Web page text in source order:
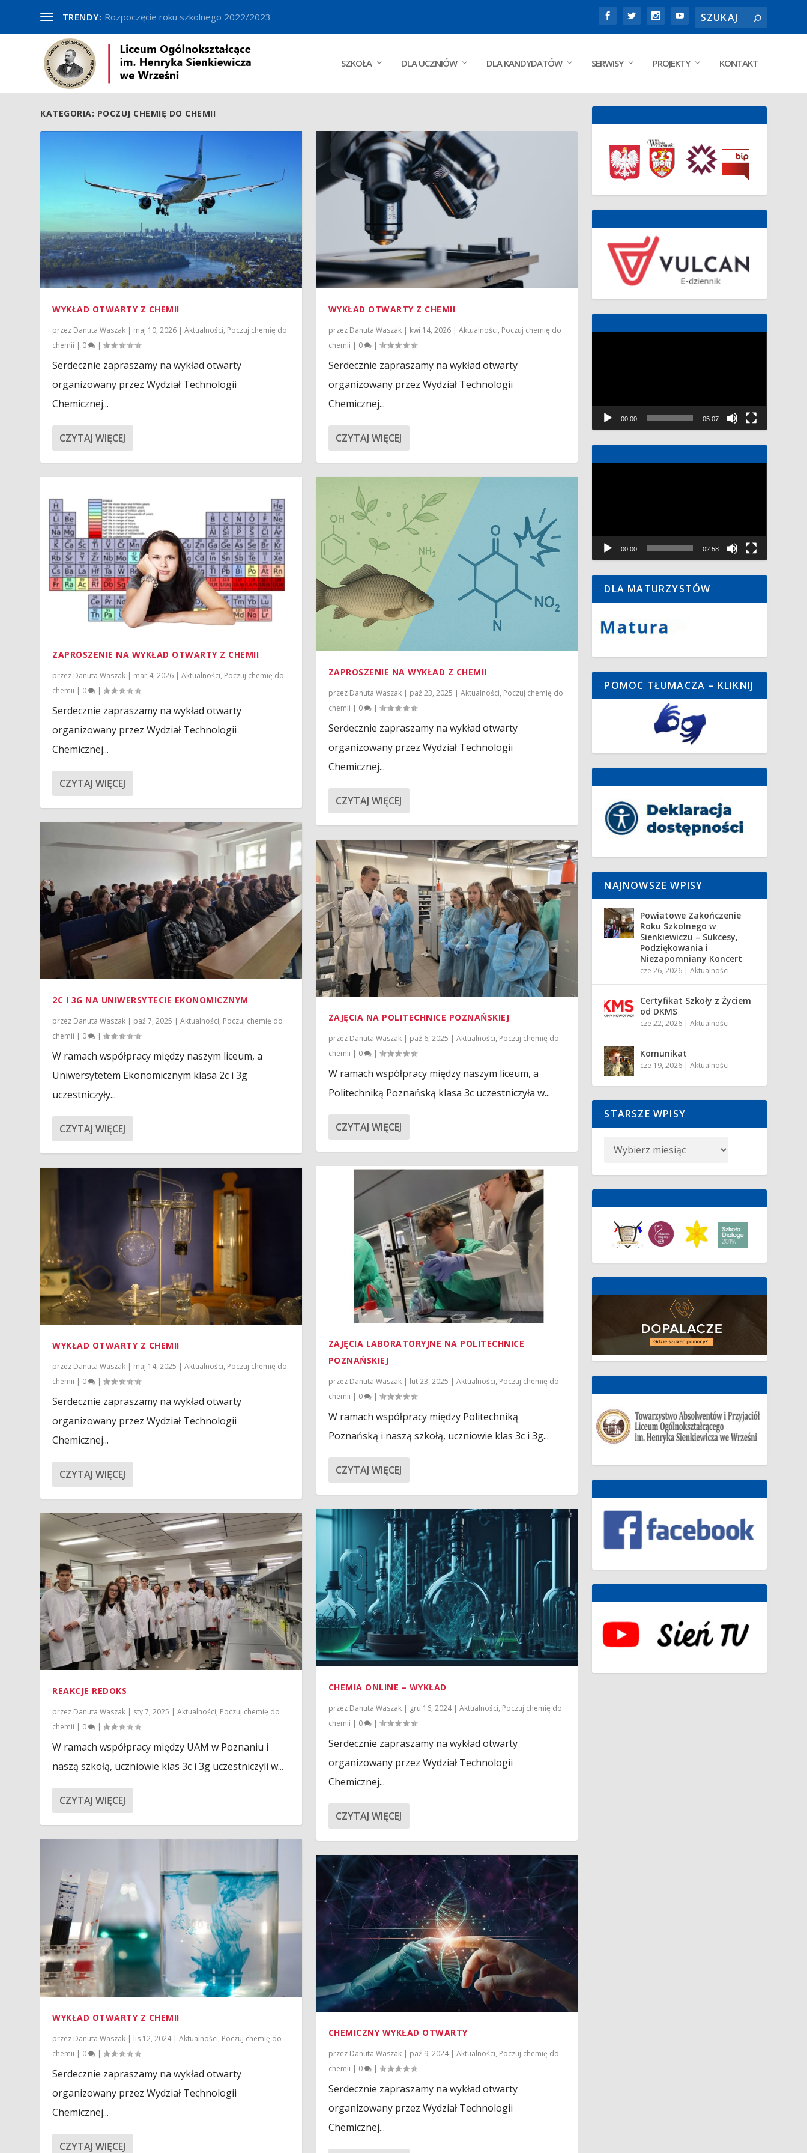
TRENDY: Rozpoczęcie roku szkolnego 2022/2023
SZKOŁA DLA UCZNIÓW DLA KANDYDATÓW SERWISY PROJEKTY KONTAKT
KATEGORIA: POCZUJ CHEMIĘ DO CHEMII
WYKŁAD OTWARTY Z CHEMII
przez Danuta Waszak | maj 10, 2026 |Aktualności, Poczuj chemię do
chemii | 0 |
Serdecznie zapraszamy na wykład otwarty
organizowany przez Wydział Technologii
Chemicznej...
CZYTAJ WIĘCEJ
ZAPROSZENIE NA WYKŁAD OTWARTY Z CHEMII
przez Danuta Waszak | mar 4, 2026 |Aktualności, Poczuj chemię do
chemii | 0 |
Serdecznie zapraszamy na wykład otwarty
organizowany przez Wydział Technologii
Chemicznej...
CZYTAJ WIĘCEJ
2C I 3G NA UNIWERSYTECIE EKONOMICZNYM
przez Danuta Waszak | paź 7, 2025 |Aktualności, Poczuj chemię do
chemii | 0 |
W ramach współpracy między naszym liceum, a
Uniwersytetem Ekonomicznym klasa 2c i 3g
uczestniczyły...
CZYTAJ WIĘCEJ
WYKŁAD OTWARTY Z CHEMII
przez Danuta Waszak | maj 14, 2025 |Aktualności, Poczuj chemię do
chemii | 0 |
Serdecznie zapraszamy na wykład otwarty
organizowany przez Wydział Technologii
Chemicznej...
CZYTAJ WIĘCEJ
REAKCJE REDOKS
przez Danuta Waszak | sty 7, 2025 |Aktualności, Poczuj chemię do
chemii | 0 |
W ramach współpracy między UAM w Poznaniu i
naszą szkołą, uczniowie klas 3c i 3g uczestniczyli w...
CZYTAJ WIĘCEJ
WYKŁAD OTWARTY Z CHEMII
przez Danuta Waszak | lis 12, 2024|Aktualności, Poczuj chemię do
chemii | 0 |
Serdecznie zapraszamy na wykład otwarty
organizowany przez Wydział Technologii
Chemicznej...
CZYTAJ WIĘCEJ
WYKŁAD OTWARTY Z CHEMII
przez Danuta Waszak| kwi 14, 2026| Aktualności, Poczuj chemię do
chemii | 0 |
Serdecznie zapraszamy na wykład otwarty
organizowany przez Wydział Technologii
Chemicznej...
CZYTAJ WIĘCEJ
ZAPROSZENIE NA WYKŁAD Z CHEMII
przez Danuta Waszak| paź 23, 2025 | Aktualności, Poczuj chemię do
chemii | 0 |
Serdecznie zapraszamy na wykład otwarty
organizowany przez Wydział Technologii
Chemicznej...
CZYTAJ WIĘCEJ
ZAJĘCIA NA POLITECHNICE POZNAŃSKIEJ
przez Danuta Waszak| paź 6, 2025 | Aktualności, Poczuj chemię do
chemii | 0 |
W ramach współpracy między naszym liceum, a
Politechniką Poznańską klasa 3c uczestniczyła w...
CZYTAJ WIĘCEJ
ZAJĘCIA LABORATORYJNE NA POLITECHNICE
POZNAŃSKIEJ
przez Danuta Waszak| lut 23, 2025 | Aktualności, Poczuj chemię do
chemii | 0 |
W ramach współpracy między Politechniką
Poznańską i naszą szkołą, uczniowie klas 3c i 3g...
CZYTAJ WIĘCEJ
CHEMIA ONLINE – WYKŁAD
przez Danuta Waszak| gru 16, 2024| Aktualności, Poczuj chemię do
chemii | 0 |
Serdecznie zapraszamy na wykład otwarty
organizowany przez Wydział Technologii
Chemicznej...
CZYTAJ WIĘCEJ
CHEMICZNY WYKŁAD OTWARTY
przez Danuta Waszak| paź 9, 2024| Aktualności, Poczuj chemię do
chemii | 0 |
Serdecznie zapraszamy na wykład otwarty
organizowany przez Wydział Technologii
Chemicznej...
00:00 05:07
00:00 02:58
DLA MATURZYSTÓW
POMOC TŁUMACZA – KLIKNIJ
NAJNOWSZE WPISY
Powiatowe Zakończenie
Roku Szkolnego w
Sienkiewiczu – Sukcesy,
Podziękowania i
Niezapomniany Koncert
cze 26, 2026 |Aktualności
Certyfikat Szkoły z Życiem
od DKMS
cze 22, 2026 |Aktualności
Komunikat
cze 19, 2026 |Aktualności
STARSZE WPISY